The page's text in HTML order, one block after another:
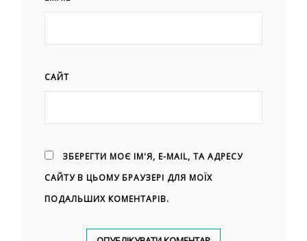
САЙТ
ЗБЕРЕГТИ МОЄ ІМ'Я, E-MAIL, ТА АДРЕСУ
САЙТУ В ЦЬОМУ БРАУЗЕРІ ДЛЯ МОЇХ
ПОДАЛЬШИХ КОМЕНТАРІВ.